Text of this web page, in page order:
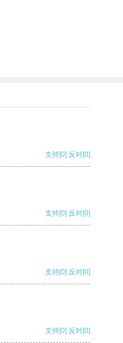
支持[0] 反对[0]
支持[0] 反对[0]
支持[0] 反对[0]
支持[0] 反对[0]